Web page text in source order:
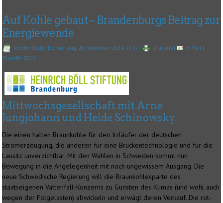
Auf Kohle gebaut – Brandenburgs Beitrag zur
Energiewende
Veröffentlicht: Donnerstag, 20. November 2014 17:37 | Drucken | E-Mail |
Zugriffe: 8022
Mittwochsgesellschaft mit Arne
Jungjohann und Heide Schinowsky
Die einen halten Braunkohle für den Irrläufer der deutschen
Stromerzeugung, die anderen für eine Brückentechnologie und für die
Lausitz unverzichtbar. Mit den Wahlen in Schweden kommt nun
Bewegung in die Angelegenheit mit noch ungewissem Ausgang. Die
neue Schwedische Regierung will die Braunkohlesparte des
staatseigenen Vattenfall-Konzerns zu Gunsten des Klimas (und wohl auch
wegen der Folgelasten) abwickeln und erwägt deren Verkauf. Die rot-